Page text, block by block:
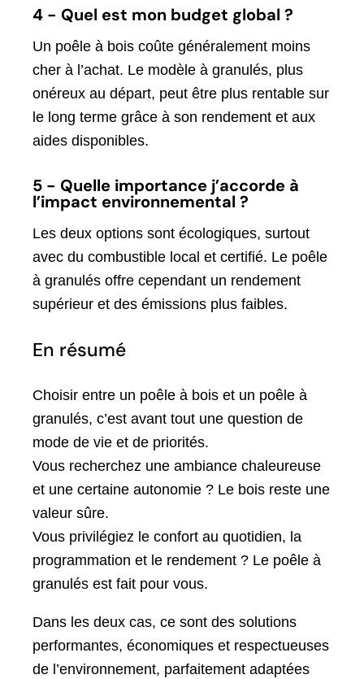
4 - Quel est mon budget global ?
Un poêle à bois coûte généralement moins
cher à l’achat. Le modèle à granulés, plus
onéreux au départ, peut être plus rentable sur
le long terme grâce à son rendement et aux
aides disponibles.
5 - Quelle importance j’accorde à
l’impact environnemental ?
Les deux options sont écologiques, surtout
avec du combustible local et certifié. Le poêle
à granulés offre cependant un rendement
supérieur et des émissions plus faibles.
En résumé
Choisir entre un poêle à bois et un poêle à
granulés, c’est avant tout une question de
mode de vie et de priorités.
Vous recherchez une ambiance chaleureuse
et une certaine autonomie ? Le bois reste une
valeur sûre.
Vous privilégiez le confort au quotidien, la
programmation et le rendement ? Le poêle à
granulés est fait pour vous.
Dans les deux cas, ce sont des solutions
performantes, économiques et respectueuses
de l’environnement, parfaitement adaptées